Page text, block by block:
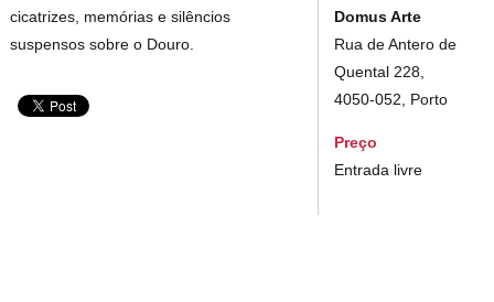
Domus Arte
Rua de Antero de
Quental 228,
4050-052, Porto
Preço
Entrada livre
cicatrizes, memórias e silêncios
suspensos sobre o Douro.